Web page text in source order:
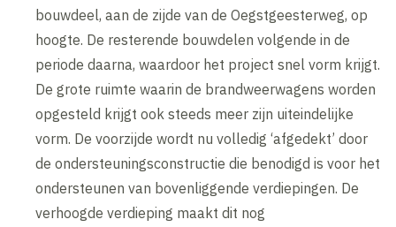
bouwdeel, aan de zijde van de Oegstgeesterweg, op
hoogte. De resterende bouwdelen volgende in de
periode daarna, waardoor het project snel vorm krijgt.
De grote ruimte waarin de brandweerwagens worden
opgesteld krijgt ook steeds meer zijn uiteindelijke
vorm. De voorzijde wordt nu volledig ‘afgedekt’ door
de ondersteuningsconstructie die benodigd is voor het
ondersteunen van bovenliggende verdiepingen. De
verhoogde verdieping maakt dit nog